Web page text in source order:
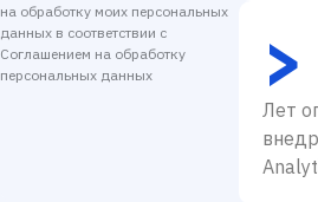
Лет
на обработку моих персональных
данных в соответствии с
Соглашением на обработку
персональных данных